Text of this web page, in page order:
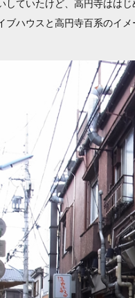
していたけど、高円寺はは
ブハウスと高円寺百系のイ